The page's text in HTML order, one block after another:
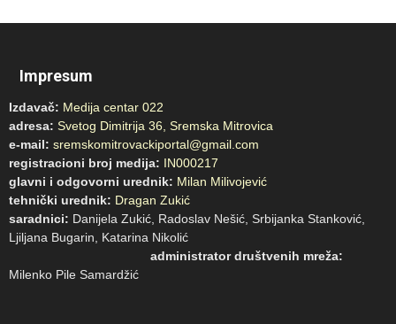
Impresum
Izdavač: Medija centar 022
adresa: Svetog Dimitrija 36, Sremska Mitrovica
e-mail: sremskomitrovackiportal@gmail.com
registracioni broj medija: IN000217
glavni i odgovorni urednik: Milan Milivojević
tehnički urednik: Dragan Zukić
saradnici: Danijela Zukić, Radoslav Nešić, Srbijanka Stanković,
Ljiljana Bugarin, Katarina Nikolić
administrator društvenih mreža:
Milenko Pile Samardžić